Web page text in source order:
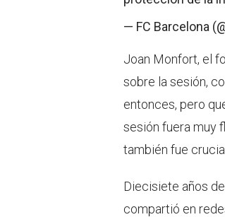
— FC Barcelona
Joan Monfort, el
sobre la sesión,
entonces, pero
sesión fuera muy
también fue
Diecisiete años
compartió en